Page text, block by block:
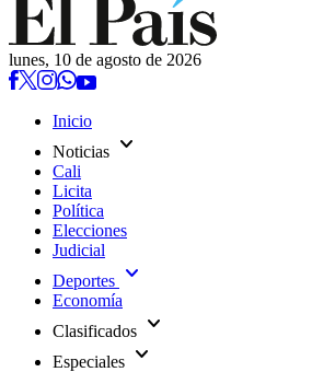
lunes, 10 de agosto de 2026
Inicio
Noticias expand_more
Cali
Licita
Política
Elecciones
Judicial
Deportes expand_more
Economía
Clasificados expand_more
Especiales expand_more